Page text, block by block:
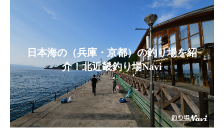
日本海の（兵庫・京都）の釣り場を紹
介！北近畿釣り場Navi